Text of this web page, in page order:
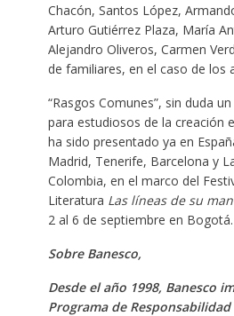
Chacón, Santos López,
Arturo Gutiérrez Plaza, María
Alejandro Oliveros, Carmen
de familiares, en el caso de los
“Rasgos Comunes”, sin duda
para estudiosos de la creación
ha sido presentado ya en
Madrid, Tenerife, Barcelona y
Colombia, en el marco del
Literatura Las líneas de su
2 al 6 de septiembre en Bogotá.
Sobre Banesco,
Desde el año 1998, Banesco
Programa de